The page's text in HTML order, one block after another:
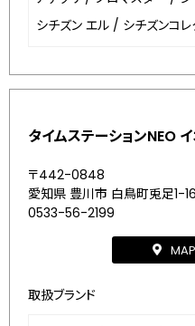
シチズン エル / シチズンコレ
タイムステーションNEO
〒442-0848
愛知県 豊川市 白鳥町兎足
0533-56-2199
取扱ブランド